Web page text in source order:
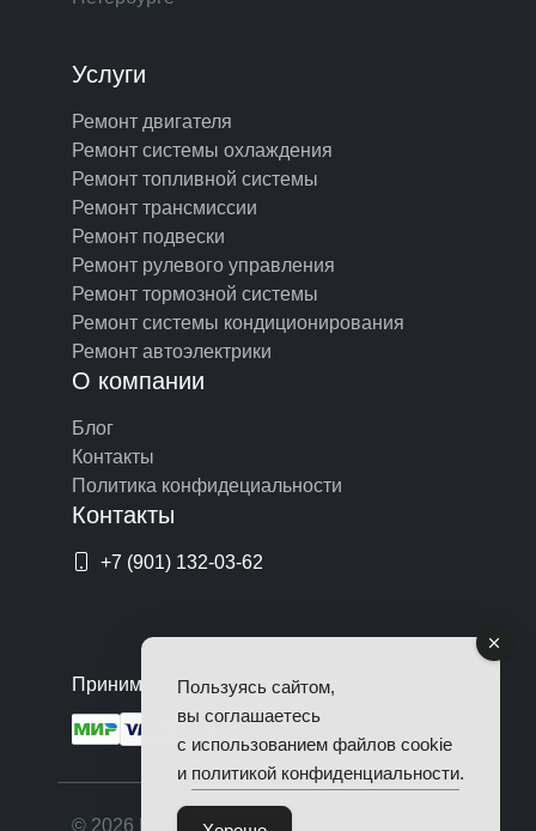
Услуги
Ремонт двигателя
Ремонт системы охлаждения
Ремонт топливной системы
Ремонт трансмиссии
Ремонт подвески
Ремонт рулевого управления
Ремонт тормозной системы
Ремонт системы кондиционирования
Ремонт автоэлектрики
О компании
Блог
Контакты
Политика конфидециальности
Контакты
+7 (901) 132-03-62
Принимаем оплату по картам
© 2026 Починим Авто. Все права
Пользуясь сайтом,
вы соглашаетесь
с использованием файлов cookie
и политикой конфиденциальности.